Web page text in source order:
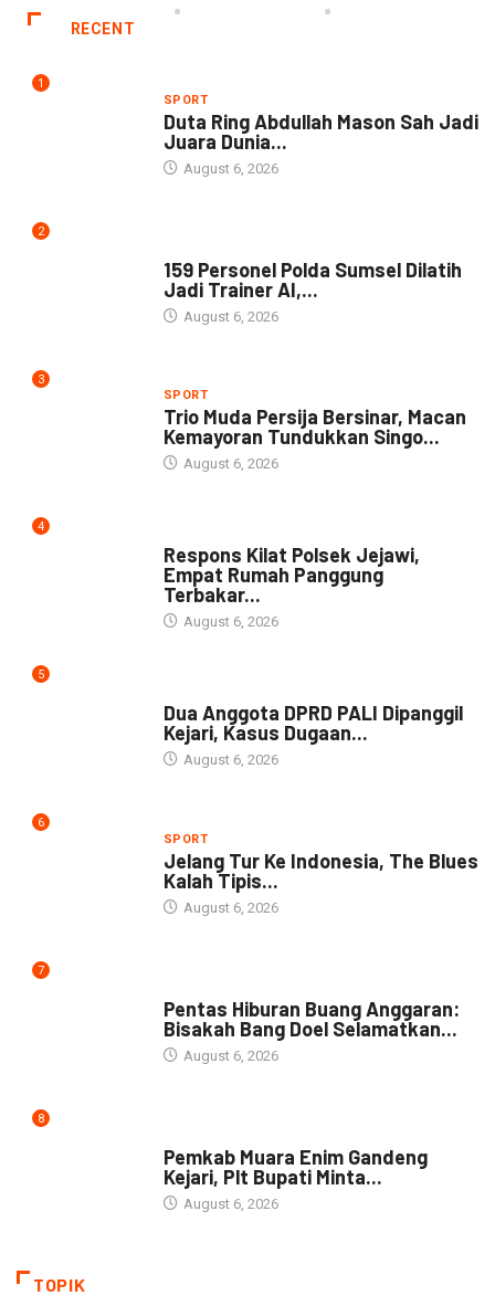
RECENT
1
SPORT
Duta Ring Abdullah Mason Sah Jadi
Juara Dunia...
August 6, 2026
2
159 Personel Polda Sumsel Dilatih
Jadi Trainer AI,...
August 6, 2026
3
SPORT
Trio Muda Persija Bersinar, Macan
Kemayoran Tundukkan Singo...
August 6, 2026
4
Respons Kilat Polsek Jejawi,
Empat Rumah Panggung
Terbakar...
August 6, 2026
5
Dua Anggota DPRD PALI Dipanggil
Kejari, Kasus Dugaan...
August 6, 2026
6
SPORT
Jelang Tur Ke Indonesia, The Blues
Kalah Tipis...
August 6, 2026
7
Pentas Hiburan Buang Anggaran:
Bisakah Bang Doel Selamatkan...
August 6, 2026
8
Pemkab Muara Enim Gandeng
Kejari, Plt Bupati Minta...
August 6, 2026
TOPIK